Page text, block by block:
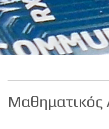
Μαθηματικός